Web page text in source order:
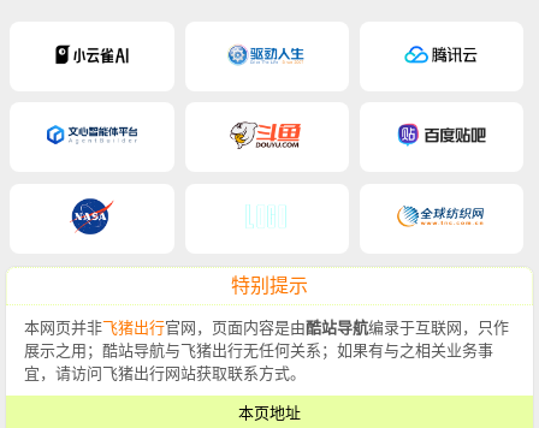
特别提示
本网页并非飞猪出行官网，页面内容是由酷站导航编录于互联网，只作
展示之用；酷站导航与飞猪出行无任何关系；如果有与之相关业务事
宜，请访问飞猪出行网站获取联系方式。
本页地址